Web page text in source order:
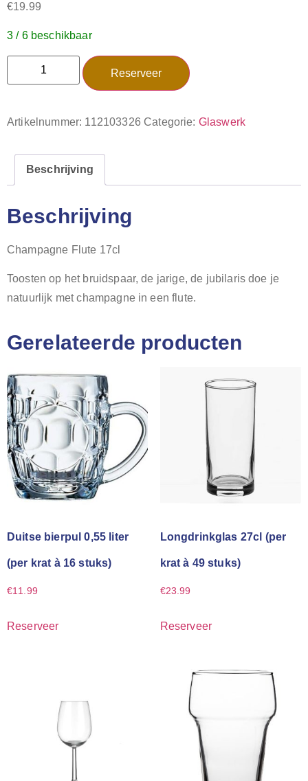
€19.99
3 / 6 beschikbaar
Reserveer
Artikelnummer: 112103326 Categorie: Glaswerk
Beschrijving
Beschrijving
Champagne Flute 17cl
Toosten op het bruidspaar, de jarige, de jubilaris doe je
natuurlijk met champagne in een flute.
Gerelateerde producten
Duitse bierpul 0,55 liter
(per krat à 16 stuks)
€11.99
Reserveer
Longdrinkglas 27cl (per
krat à 49 stuks)
€23.99
Reserveer